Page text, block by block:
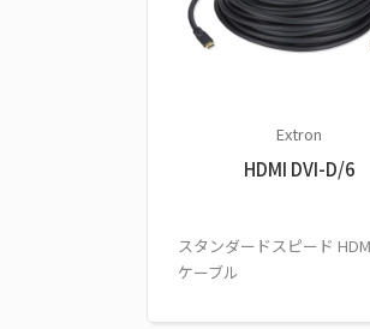
Extron
HDMI DVI-D/6
スタンダードスピード
ケーブル